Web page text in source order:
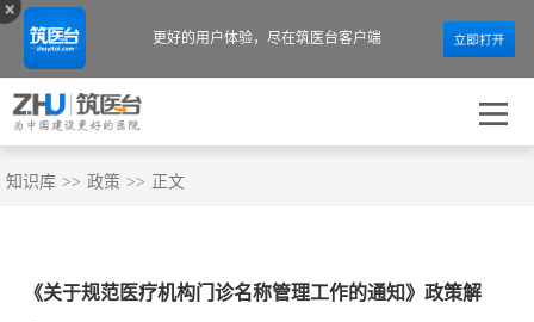
知识库 >> 政策 >> 正文
《关于规范医疗机构门诊名称管理工作的通知》政策解
更好的用户体验， 尽在筑医台客户端